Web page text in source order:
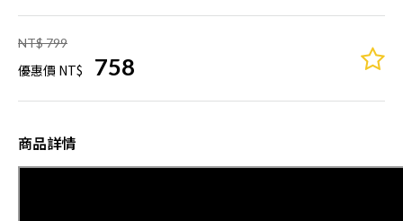
NT$ 799
優惠價 NT$ 758
商品詳情